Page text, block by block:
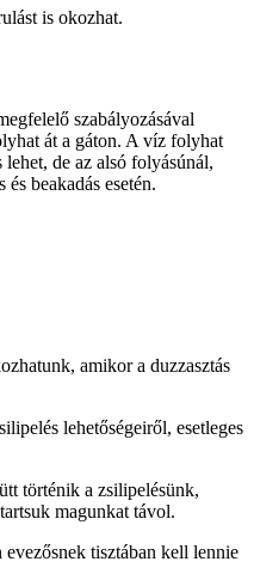
is okozhat.
szabályozásával
át a gáton. A víz folyhat
de az alsó folyásúnál,
beakadás esetén.
amikor a duzzasztás
lehetőségeiről, esetleges
történik a zsilipelésünk,
magunkat távol.
tisztában kell lennie